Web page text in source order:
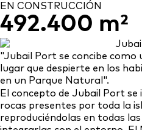
EN CONSTRUCCIÓN
492.400 m²
"Jubail Port se concibe como
lugar que despierte en los
en un Parque Natural".
El concepto de Jubail Port se
rocas presentes por toda la
reproduciéndolas en todas